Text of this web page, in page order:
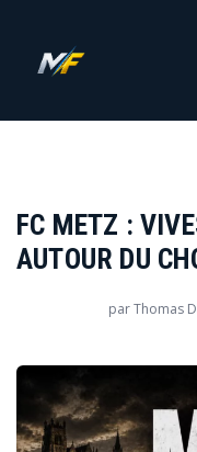
FC METZ :
AUTOUR DU
parThomas